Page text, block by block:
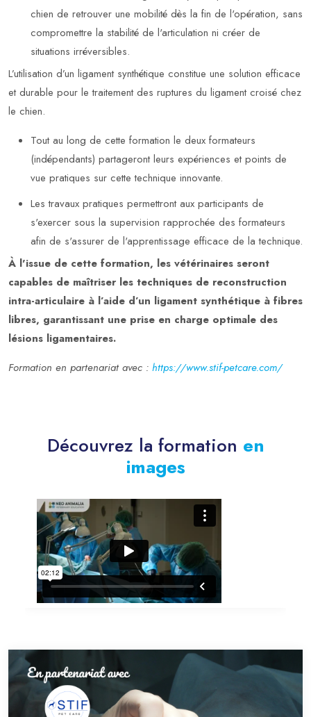
chien de retrouver une mobilité dès la fin de l'opération, sans
compromettre la stabilité de l'articulation ni créer de
situations irréversibles.
L’utilisation d’un ligament synthétique constitue une solution efficace
et durable pour le traitement des ruptures du ligament croisé chez
le chien.
Tout au long de cette formation le deux formateurs
(indépendants) partageront leurs expériences et points de
vue pratiques sur cette technique innovante.
Les travaux pratiques permettront aux participants de
s'exercer sous la supervision rapprochée des formateurs
afin de s'assurer de l'apprentissage efficace de la technique.
À l'issue de cette formation, les vétérinaires seront
capables de maîtriser les techniques de reconstruction
intra-articulaire à l’aide d’un ligament synthétique à fibres
libres, garantissant une prise en charge optimale des
lésions ligamentaires.
Formation en partenariat avec : https://www.stif-petcare.com/
Découvrez la formation en
images